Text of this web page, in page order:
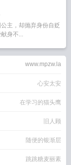
主，却抛弃身份自贬
身不...
www.mpzw.la
心安太安
在学习的猫头鹰
旧人顾
随便的银渐层
跳跳糖麦丽素